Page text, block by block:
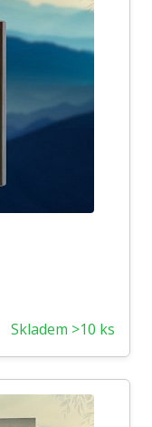
Skladem >10 ks